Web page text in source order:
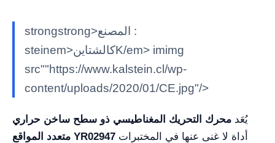
strongstrong>المصنع :
steinem>كالشتاينK/em> imimg
src""https://www.kalstein.cl/wp-
content/uploads/2020/01/CE.jpg"/>
يُعَد محرك التحريك المغناطيسي ذو سطح ساخن حراري
متعدد المواقع YR02947